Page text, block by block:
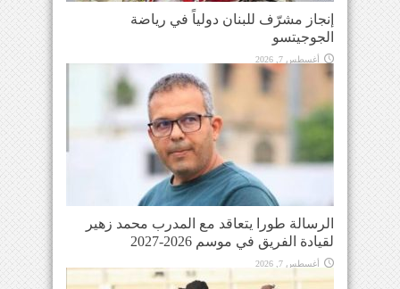
إنجاز مشرّف للبنان دولياً في رياضة
الجوجيتسو
أغسطس 7, 2026
الرسالة طورا يتعاقد مع المدرب محمد زهير
لقيادة الفريق في موسم 2026-2027
أغسطس 7, 2026